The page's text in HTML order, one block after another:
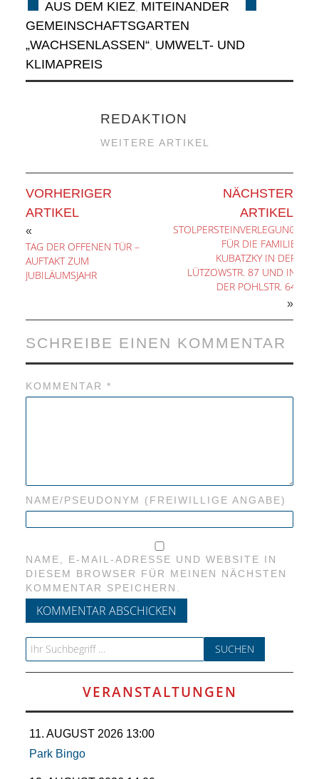
ANDERE
BLICK
NETZWERK
SPONSORING
AUS DEM KIEZ, MITEINANDER
GEMEINSCHAFTSGARTEN
„WACHSENLASSEN“, UMWELT- UND
KLIMAPREIS
REDAKTION
WEITERE ARTIKEL
VORHERIGER
ARTIKEL
«
TAG DER OFFENEN TÜR –
AUFTAKT ZUM
JUBILÄUMSJAHR
NÄCHSTER
ARTIKEL
STOLPERSTEINVERLEGUNG
FÜR DIE FAMILIE
KUBATZKY IN DER
LÜTZOWSTR. 87 UND IN
DER POHLSTR. 64
»
SCHREIBE EINEN KOMMENTAR
KOMMENTAR *
NAME/PSEUDONYM (FREIWILLIGE ANGABE)
NAME, E-MAIL-ADRESSE UND WEBSITE IN
DIESEM BROWSER FÜR MEINEN NÄCHSTEN
KOMMENTAR SPEICHERN.
Search for:
VERANSTALTUNGEN
11. AUGUST 2026 13:00
Park Bingo